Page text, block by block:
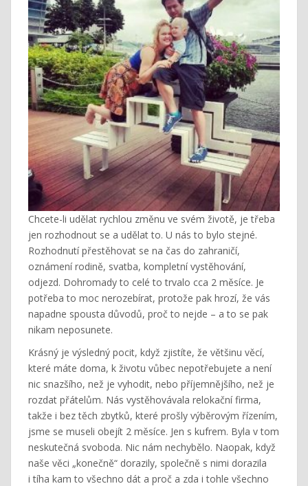
Chcete-li udělat rychlou změnu ve svém životě, je třeba
jen rozhodnout se a udělat to. U nás to bylo stejné.
Rozhodnutí přestěhovat se na čas do zahraničí,
oznámení rodině, svatba, kompletní vystěhování,
odjezd. Dohromady to celé to trvalo cca 2 měsíce. Je
potřeba to moc nerozebírat, protože pak hrozí, že vás
napadne spousta důvodů, proč to nejde – a to se pak
nikam neposunete.
Krásný je výsledný pocit, když zjistíte, že většinu věcí,
které máte doma, k životu vůbec nepotřebujete a není
nic snazšího, než je vyhodit, nebo příjemnějšího, než je
rozdat přátelům. Nás vystěhovávala relokační firma,
takže i bez těch zbytků, které prošly výběrovým řízením,
jsme se museli obejít 2 měsíce. Jen s kufrem. Byla v tom
neskutečná svoboda. Nic nám nechybělo. Naopak, když
naše věci „konečně“ dorazily, společně s nimi dorazila
i tíha kam to všechno dát a proč a zda i tohle všechno